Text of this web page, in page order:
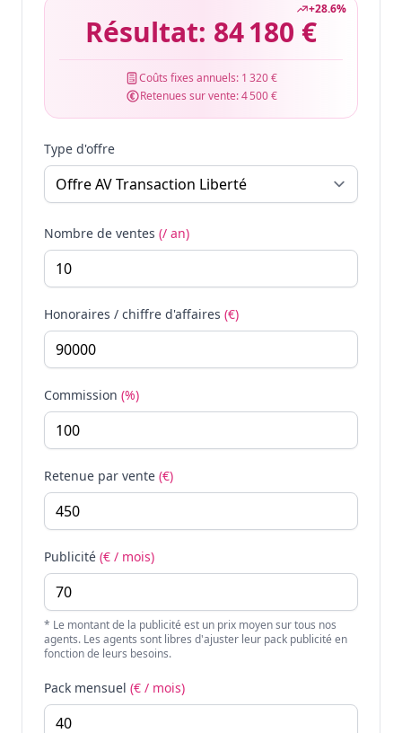
+28.6%
Résultat: 84 180 €
Coûts fixes annuels: 1 320 €
Retenues sur vente:4 500 €
Type d'offre
Nombre de ventes (/ an)
Honoraires / chiffre d'affaires (€)
Commission (%)
Retenue par vente (€)
Publicité (€ / mois)
* Le montant de la publicité est un prix moyen sur tous nos
agents. Les agents sont libres d'ajuster leur pack publicité en
fonction de leurs besoins.
Pack mensuel (€ / mois)